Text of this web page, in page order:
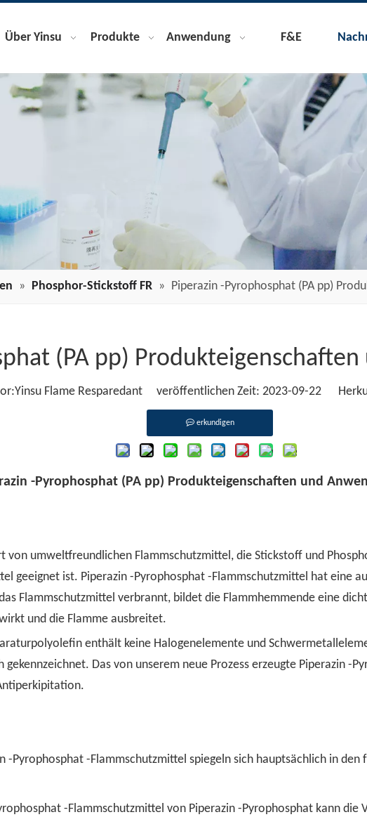
Über Yinsu Produkte Anwendung F&E
» Phosphor-Stickstoff FR » Piperazin -Pyrophosphat (PA pp)
(PA pp)
Flame Resparedant veröffentlichen Zeit: 2023-09-22
erkundigen
-Pyrophosphat (PA pp) Produkteigenschaften und
von umweltfreundlichen Flammschutzmittel, die Stickstoff und
geeignet ist. Piperazin -Pyrophosphat -Flammschutzmittel hat eine
Flammschutzmittel verbrannt, bildet die Flammhemmende eine
und die Flamme ausbreitet.
enthält keine Halogenelemente und
Das von unserem neue Prozess erzeugte Piperazin -
-Pyrophosphat -Flammschutzmittel spiegeln sich hauptsächlich in den
-Flammschutzmittel von Piperazin -Pyrophosphat kann die